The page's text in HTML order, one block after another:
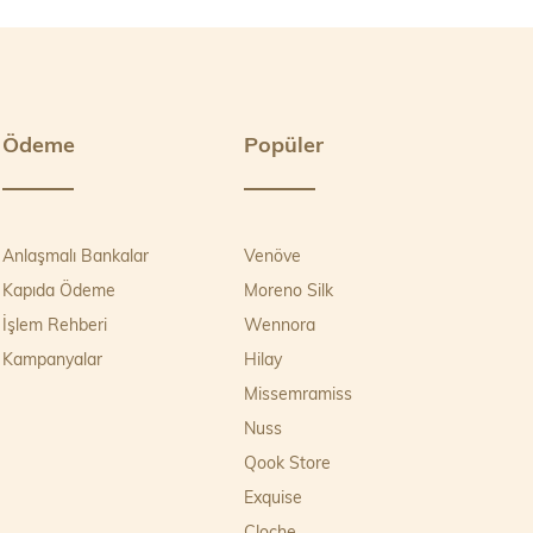
satış yapılmaktadır.
çeker.
Ödeme
Anlaşmalı Bankalar
Kapıda Ödeme
İşlem Rehberi
Kampanyalar
Popüler
Venöve
Moreno Silk
Wennora
Hilay
Missemramiss
Nuss
Qook Store
Exquise